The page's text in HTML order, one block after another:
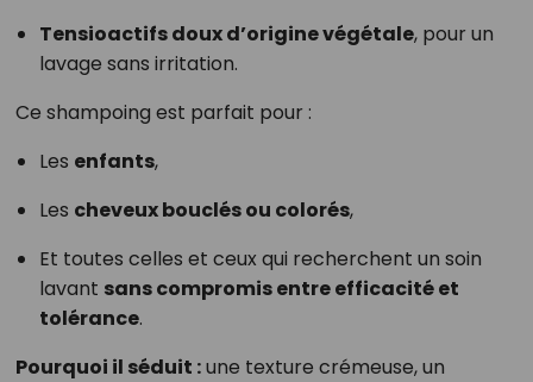
Tensioactifs doux d’origine végétale, pour un
lavage sans irritation.
Ce shampoing est parfait pour :
Les enfants,
Les cheveux bouclés ou colorés,
Et toutes celles et ceux qui recherchent un soin
lavant sans compromis entre efficacité et
tolérance.
Pourquoi il séduit :une texture crémeuse, un